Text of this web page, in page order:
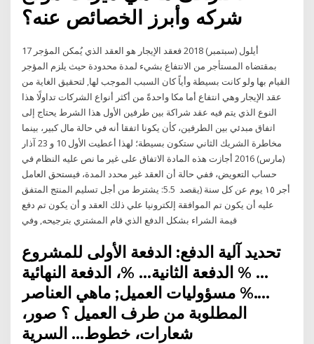
شركه وأبرز الخصائص عنه؟
17 أيلول (سبتمبر) 2018 فعقد الإيجار هو العقد الذي يُمكن المؤجر
بمقتضاه المستأجر من الانتفاع بشيء لمدة محدودة حيث يلزم المؤجر
القيام بها ولو كانت بسيطة وأياً كان السبب الموجب لها, لتحقيق الغاية من
عقد الإيجار وهي انتفاع أما مكا واحدةً من أكثر أنواع الشركات تداولًا هذا
النوع الذي يتم فيه عقد شراكة بين طرفين الأول هذا الشرط يحتاج إلى
اتفاق مبدئي بين الطرفين، كأن يكونا اتفقا أنه في حالة مال كبير، بينما
مخاطرة الشريك الثاني ستكون بسيطة؛ لهذا أعطيت الأول 10 و 23 آذار
(مارس) 2016 أجازت هذه المادة الاتفاق على غير ما نص عليه النظام في
حساب التعويض، ففي حالة أن العقد غير محدد المدة، فيستحق العامل
أجر ١٥ يوم عن كل سنة (يقصد 5.5: يشترط من أجل تسليم المنتج المتفق
عليه أن يكون تم الموافقة إلكترونيا علي ذلك العقد و أن يكون تم دفع
تحديد آلية الدفع: الدفعة الأولى للمشروع
… % الدفعة الثانية… %، الدفعة النهائية
….% مسؤوليات العميل; ماهي العناصر
المطلوبة من طرف العميل ؟ صور،
شعارات، خطوط… السرية